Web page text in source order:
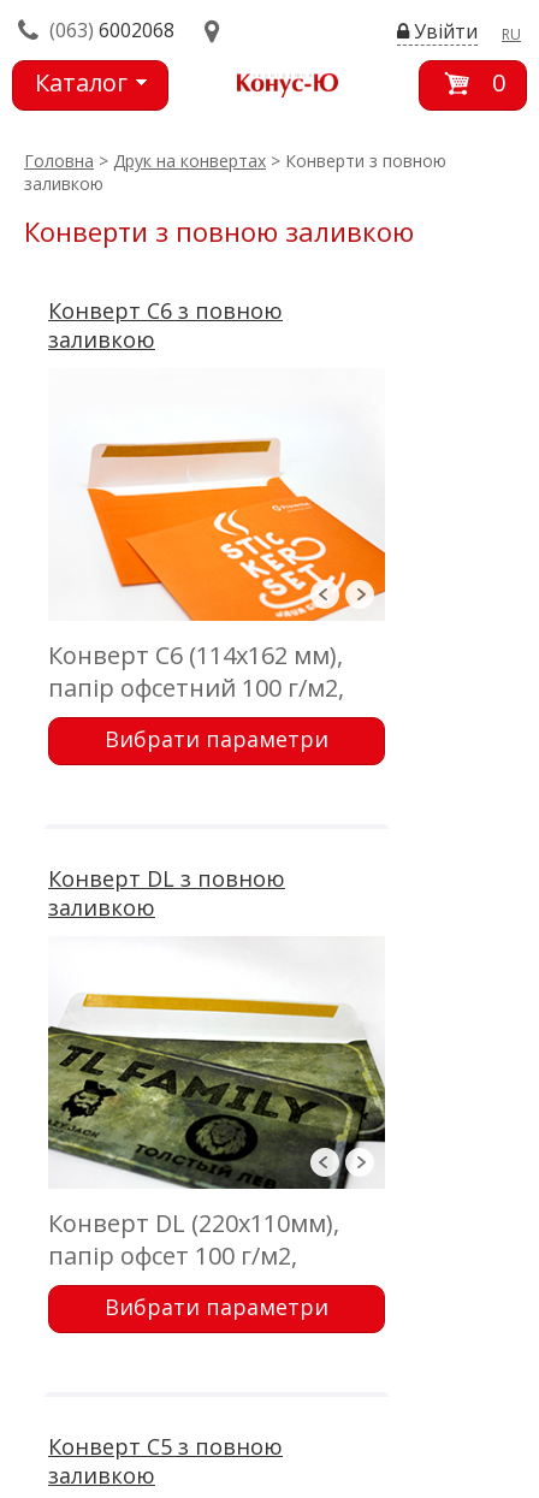
(063) 6002068 RU
Увійти
Каталог
0
Головна > Друк на конвертах > Конверти з повною
заливкою
Конверти з повною заливкою
Конверт С6 з повною
заливкою
Конверт С6 (114х162 мм),
папір офсетний 100 г/м2,
відривна стрічка, без вікна і
внутрішнього фону. Друк
Вибрати параметри
Конверт DL з повною
заливкою
Конверт DL (220х110мм),
папір офсет 100 г/м2,
відривна стрічка, без вікна і
внутрішнього фону. Друк 4
Вибрати параметри
Конверт C5 з повною
заливкою